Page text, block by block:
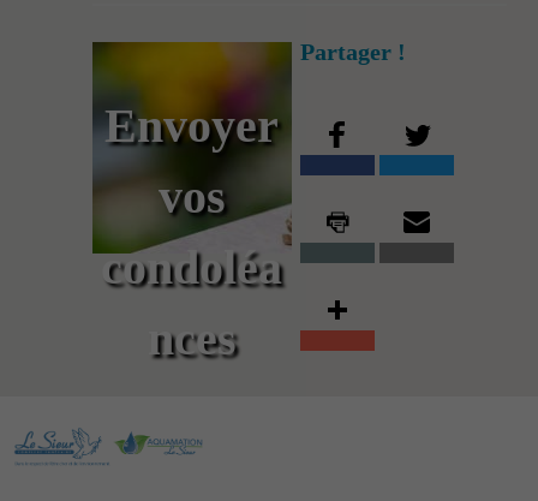
Envoyer
vos
condoléa
nces
Partager !